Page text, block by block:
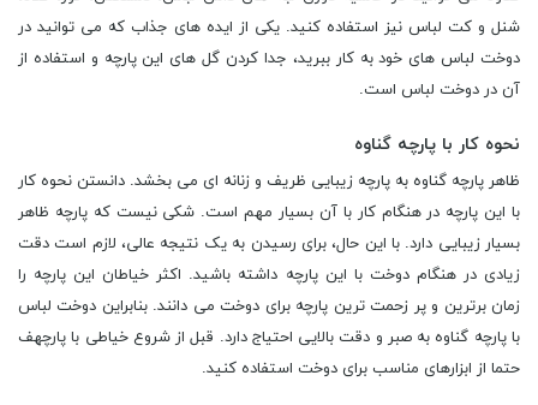
شنل و کت لباس نیز استفاده کنید. یکی از ایده های جذاب که می توانید در
دوخت لباس های خود به کار ببرید، جدا کردن گل های این پارچه و استفاده از
آن در دوخت لباس است.
نحوه کار با پارچه گناوه
ظاهر پارچه گناوه به پارچه زیبایی ظریف و زنانه ای می بخشد. دانستن نحوه کار
با این پارچه در هنگام کار با آن بسیار مهم است. شکی نیست که پارچه ظاهر
بسیار زیبایی دارد. با این حال، برای رسیدن به یک نتیجه عالی، لازم است دقت
زیادی در هنگام دوخت با این پارچه داشته باشید. اکثر خیاطان این پارچه را
زمان برترین و پر زحمت ترین پارچه برای دوخت می دانند. بنابراین دوخت لباس
با پارچه گناوه به صبر و دقت بالایی احتیاج دارد. قبل از شروع خیاطی با پارچهف
حتما از ابزارهای مناسب برای دوخت استفاده کنید.